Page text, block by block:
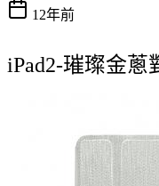
12年前
iPad2-璀璨金蔥